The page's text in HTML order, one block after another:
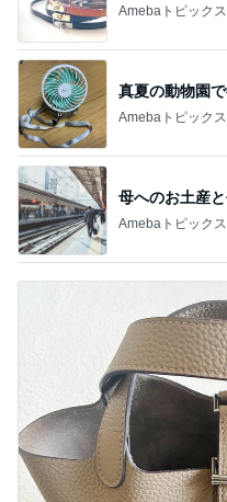
Amebaトピックス
真夏の動物園
Amebaトピックス
母へのお土産
Amebaトピックス